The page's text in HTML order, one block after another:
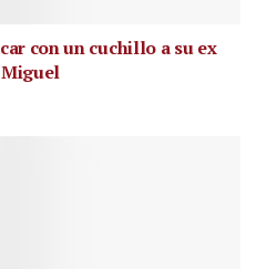
con un cuchillo a su ex
Miguel